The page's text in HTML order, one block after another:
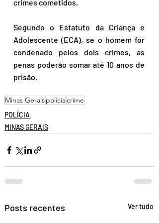
crimes cometidos.
Segundo o Estatuto da Criança e
Adolescente (ECA), se o homem for
condenado pelos dois crimes, as
penas poderão somar até 10 anos de
prisão.
Minas Geraispolíciacrime
POLÍCIA
MINAS GERAIS
Posts recentes Ver tudo